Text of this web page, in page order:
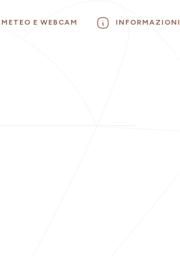
METEO E WEBCAM INFORMAZIONI